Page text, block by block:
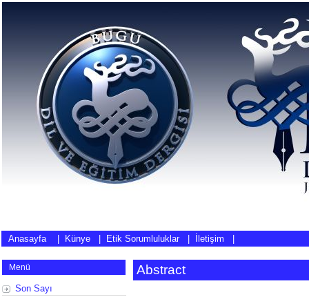
Anasayfa| Künye Etik Sorumluluklar İletişim
Menü
Son Sayı
Abstract